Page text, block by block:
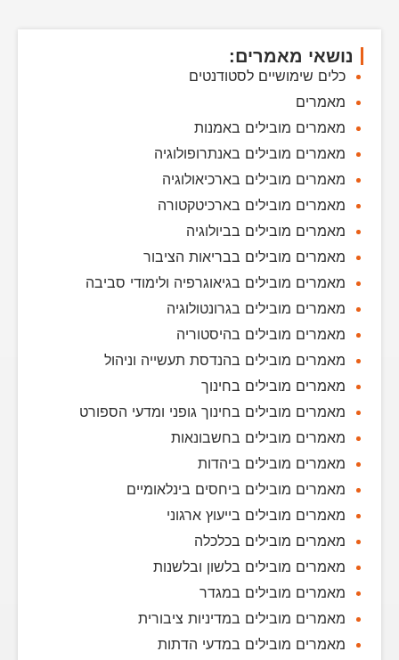
נושאי מאמרים:
כלים שימושיים לסטודנטים
מאמרים
מאמרים מובילים באמנות
מאמרים מובילים באנתרופולוגיה
מאמרים מובילים בארכיאולוגיה
מאמרים מובילים בארכיטקטורה
מאמרים מובילים בביולוגיה
מאמרים מובילים בבריאות הציבור
מאמרים מובילים בגיאוגרפיה ולימודי סביבה
מאמרים מובילים בגרונטולוגיה
מאמרים מובילים בהיסטוריה
מאמרים מובילים בהנדסת תעשייה וניהול
מאמרים מובילים בחינוך
מאמרים מובילים בחינוך גופני ומדעי הספורט
מאמרים מובילים בחשבונאות
מאמרים מובילים ביהדות
מאמרים מובילים ביחסים בינלאומיים
מאמרים מובילים בייעוץ ארגוני
מאמרים מובילים בכלכלה
מאמרים מובילים בלשון ובלשנות
מאמרים מובילים במגדר
מאמרים מובילים במדיניות ציבורית
מאמרים מובילים במדעי הדתות